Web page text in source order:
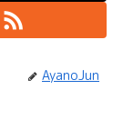
AyanoJun